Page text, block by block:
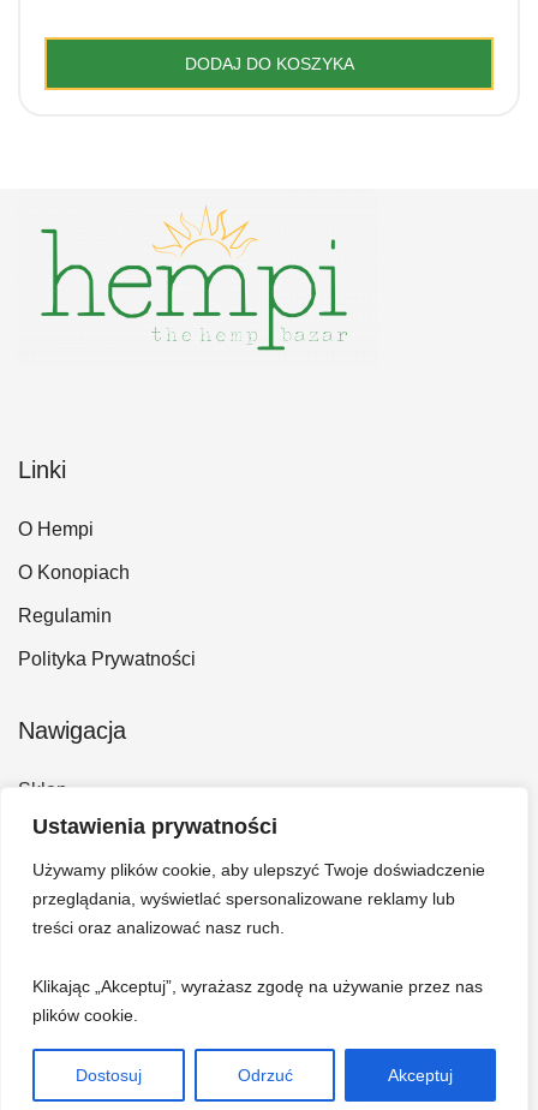
Ustawienia prywatności
Używamy plików cookie, aby ulepszyć Twoje doświadczenie
przeglądania, wyświetlać spersonalizowane reklamy lub
treści oraz analizować nasz ruch.
Klikając „Akceptuj”, wyrażasz zgodę na używanie przez nas
plików cookie.
Dostosuj Odrzuć Akceptuj
DODAJ DO KOSZYKA
Linki
O Hempi
O Konopiach
Regulamin
Polityka Prywatności
Nawigacja
Sklep
Kontakt
Konto
Koszyk
© 2026 Hempi - Bazar konopny. Wszelkie prawa